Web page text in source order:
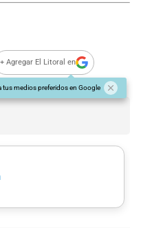
+ Agregar El Litoral en
tus medios preferidos en Google